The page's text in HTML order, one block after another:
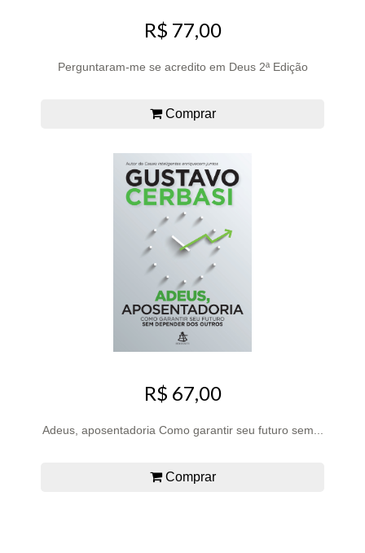
R$ 77,00
Perguntaram-me se acredito em Deus 2ª Edição
Comprar
R$ 67,00
Adeus, aposentadoria Como garantir seu futuro sem...
Comprar